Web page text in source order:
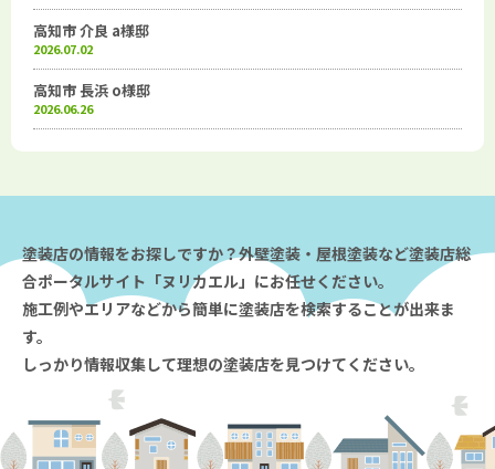
高知市 介良 a様邸
2026.07.02
高知市 長浜 o様邸
2026.06.26
塗装店の情報をお探しですか？外壁塗装・屋根塗装など塗装店総
合ポータルサイト「ヌリカエル」にお任せください。
施工例やエリアなどから簡単に塗装店を検索することが出来ま
す。
しっかり情報収集して理想の塗装店を見つけてください。